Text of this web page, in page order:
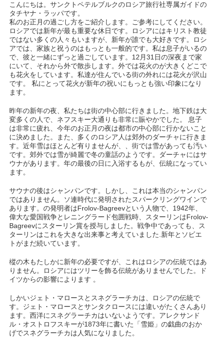
こんにちは。サンクトペテルブルクのロシア旅行社専属ガイドの
タチヤナ・ラッパです。
私のお正月の過ごし方をご紹介します。ご参考にしてください。
ロシアでは新年が最も重要な休日です。ロシアにはキリスト教徒
ではない多くの人々もいますが、新年が誰でも大好きです。ロシ
アでは、家族と祝うのはもっとも一般的です。私は息子がいるの
で、彼と一緒にずっと過ごしています。12月31日の深夜まで家
にいて、それから外で散歩します。外では花火のが大きくどこで
も花火をしています。私達が住んでいる街の外れには花火が沢山
です。 私にとって花火が新年の祝いにもっとも強い印象になり
ます。
昨年の新年の夜、私たちは街の中心部に行きました。地下鉄は大
変多くの人で、ネフスキー大通りも非常に賑やかでした。 息子
は非常に疲れ、今年のお正月の夜は都市の中心部に行かないこと
に決めました。また、多くのロシア人は郊外のダーチャに行きま
す。近年雪はほとんど有りませんが、、街では雪があっても汚い
です。郊外では雪が綺麗で冬の童話のようです。ダーチャにはサ
ウナがあります。年の最後の日に入浴するもが、伝統になってい
ます。
サウナの後はシャンパンです。しかし、これは本当のシャンパン
ではありません。ソ連時代に発明されたスパークリングワインで
あります。の発明者はFrolov-Bagreevという人物で、1942年、
偉大な愛国戦争とレニングラード包囲戦時、スターリンはFrolov-
Bagreevにスターリン賞を授与しました。戦争中であっても、ス
ターリンはこれを大きな出来事と考えていました.新年とソビエ
トがまだ続いています。
樅の木もたしかに新年の必要ですが、これはロシアの伝統ではあ
りません。ロシアにはツリーを飾る伝統がありませんでした。ド
イツからの影響によります 。
しかいジェト・マロースとスネグラーチカは、ロシアの伝統で
す。ジェト・マロースとサンタクロースには違いがたくさんあり
ます。西洋にスネグラーチカはいないようです。アレクサンド
ル・オストロフスキーが1873年に書いた「雪姫」の戯曲のおか
げでスネグラーチカは人気になりました。